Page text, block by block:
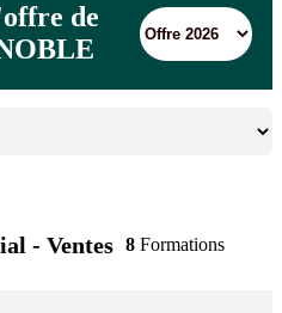
de
- Ventes 8 Formations